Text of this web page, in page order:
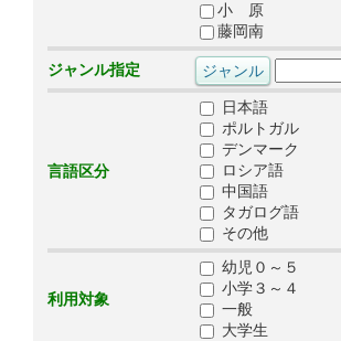
小 原
藤岡南
ジャンル指定
言語区分
日本語
ポルトガル
デンマーク
ロシア語
中国語
タガログ語
その他
利用対象
幼児０～５
小学３～４
一般
大学生